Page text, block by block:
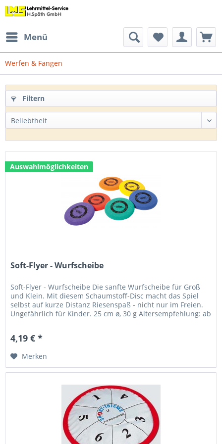
Menü
Werfen & Fangen
Filtern
Auswahlmöglichkeiten
Soft-Flyer - Wurfscheibe
Soft-Flyer - Wurfscheibe Die sanfte Wurfscheibe für Groß
und Klein. Mit diesem Schaumstoff-Disc macht das Spiel
selbst auf kurze Distanz Riesenspaß - nicht nur im Freien.
Ungefährlich für Kinder. 25 cm ø, 30 g Altersempfehlung: ab
4,19 € *
Merken